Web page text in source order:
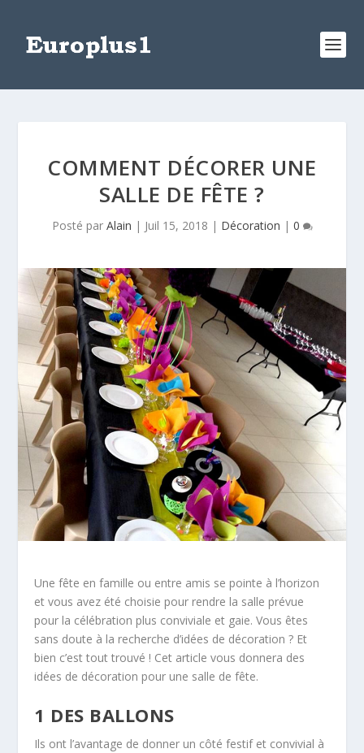
COMMENT DÉCORER UNE
SALLE DE FÊTE ?
Posté par Alain | Juil 15, 2018 | Décoration | 0
Une fête en famille ou entre amis se pointe à l’horizon
et vous avez été choisie pour rendre la salle prévue
pour la célébration plus conviviale et gaie. Vous êtes
sans doute à la recherche d’idées de décoration ? Et
bien c’est tout trouvé ! Cet article vous donnera des
idées de décoration pour une salle de fête.
1 DES BALLONS
Ils ont l’avantage de donner un côté festif et convivial à